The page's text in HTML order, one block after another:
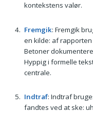
kontekstens valør.
Fremgik: Fremgik
en kilde: af
Betoner
Hyppig i formelle
centrale.
Indtraf: Indtraf
fandtes ved at ske: